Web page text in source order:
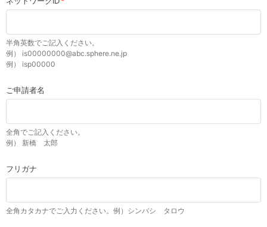
半角英数でご記入ください。
例） is00000000@abc.sphere.ne.jp
例） isp00000
ご申請者名
全角でご記入ください。
例） 新橋 太郎
フリガナ
全角カタカナでご入力ください。例）シンバシ タロウ